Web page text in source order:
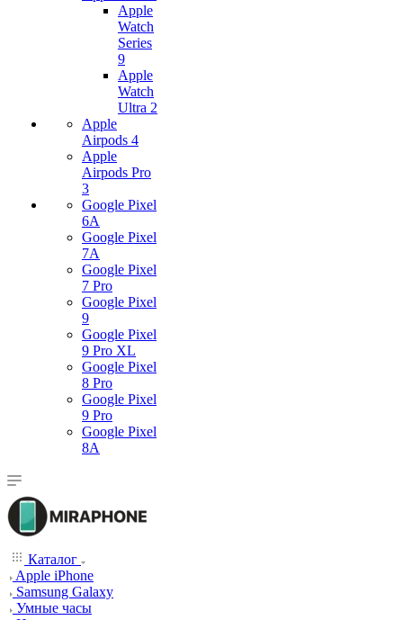
Apple
Watch
Series
9
Apple
Watch
Ultra 2
Apple
Airpods 4
Apple
Airpods Pro
3
Google Pixel
6A
Google Pixel
7А
Google Pixel
7 Pro
Google Pixel
9
Google Pixel
9 Pro XL
Google Pixel
8 Pro
Google Pixel
9 Pro
Google Pixel
8A
Каталог
Apple iPhone
Samsung Galaxy
Умные часы